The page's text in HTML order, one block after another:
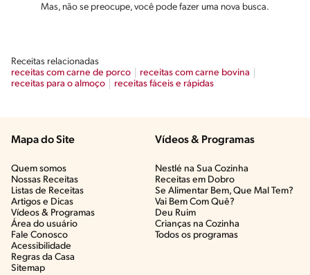
Mas, não se preocupe, você pode fazer uma nova busca.
Receitas relacionadas
receitas com carne de porco
receitas com carne bovina
receitas para o almoço
receitas fáceis e rápidas
Mapa do Site
Quem somos
Nossas Receitas
Listas de Receitas​
Artigos e Dicas​
Vídeos & Programas​
Área do usuário
Fale Conosco
Acessibilidade
Regras da Casa
Sitemap
Vídeos & Programas​
Nestlé na Sua Cozinha
Receitas em Dobro
Se Alimentar Bem, Que Mal Tem?​
Vai Bem Com Quê?​
Deu Ruim​
Crianças na Cozinha​
Todos os programas